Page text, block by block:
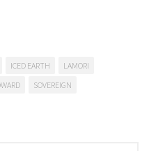
ICED EARTH
LAMORI
SOVEREIGN